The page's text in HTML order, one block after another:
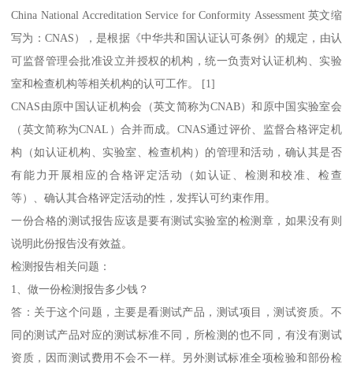
China National Accreditation Service for Conformity Assessment 英文缩
写为：CNAS），是根据《中华共和国认证认可条例》的规定，由认
可监督管理会批准设立并授权的机构，统一负责对认证机构、实验
室和检查机构等相关机构的认可工作。 [1]
CNAS由原中国认证机构会（英文简称为CNAB）和原中国实验室会
（英文简称为CNAL）合并而成。CNAS通过评价、监督合格评定机
构（如认证机构、实验室、检查机构）的管理和活动，确认其是否
有能力开展相应的合格评定活动（如认证、检测和校准、检查
等）、确认其合格评定活动的性，发挥认可约束作用。
一份合格的测试报告应该是要有测试实验室的检测章，如果没有则
说明此份报告没有效益。
检测报告相关问题：
1、做一份检测报告多少钱？
答：关于这个问题，主要是看测试产品，测试项目，测试资质。不
同的测试产品对应的测试标准不同，所检测的也不同，有没有测试
资质，因而测试费用不会不一样。另外测试标准全项检验和部份检